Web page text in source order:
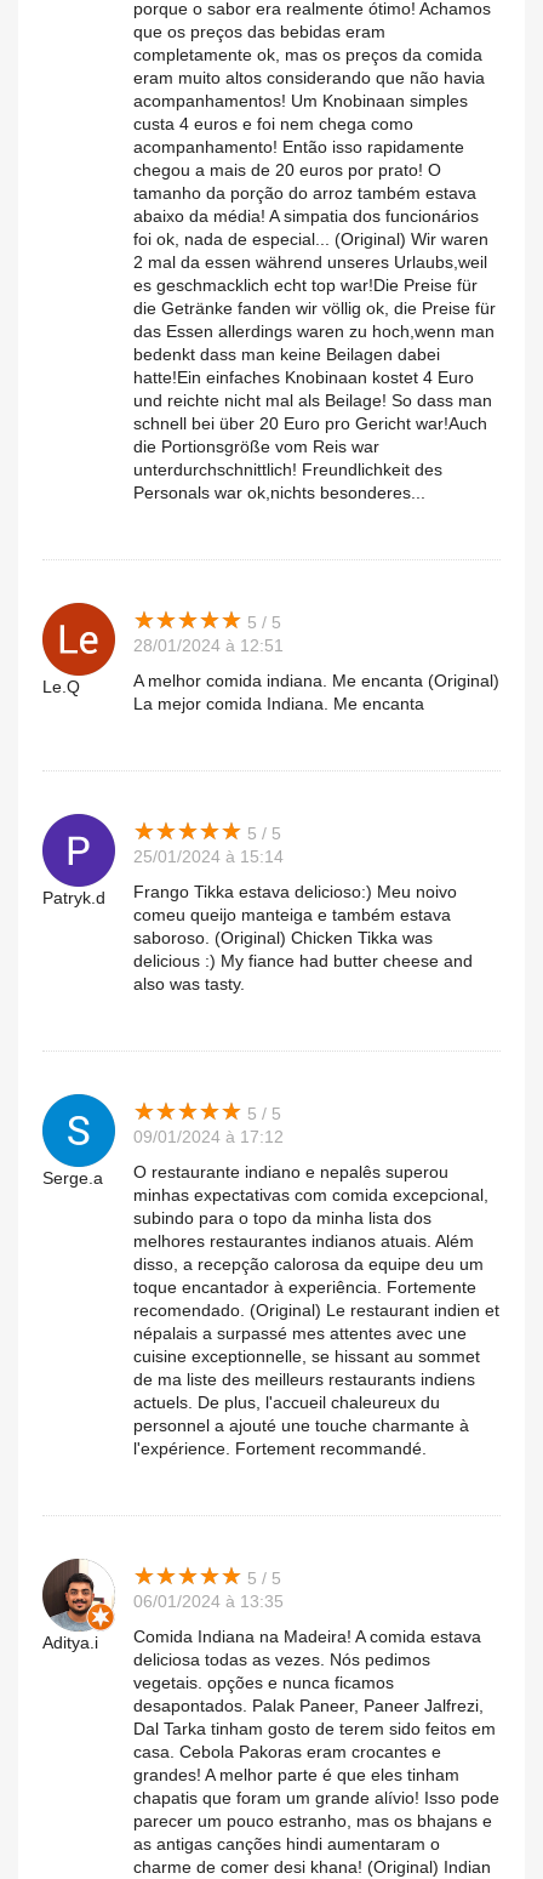
porque o sabor era realmente ótimo! Achamos
que os preços das bebidas eram
completamente ok, mas os preços da comida
eram muito altos considerando que não havia
acompanhamentos! Um Knobinaan simples
custa 4 euros e foi nem chega como
acompanhamento! Então isso rapidamente
chegou a mais de 20 euros por prato! O
tamanho da porção do arroz também estava
abaixo da média! A simpatia dos funcionários
foi ok, nada de especial... (Original) Wir waren
2 mal da essen während unseres Urlaubs,weil
es geschmacklich echt top war!Die Preise für
die Getränke fanden wir völlig ok, die Preise für
das Essen allerdings waren zu hoch,wenn man
bedenkt dass man keine Beilagen dabei
hatte!Ein einfaches Knobinaan kostet 4 Euro
und reichte nicht mal als Beilage! So dass man
schnell bei über 20 Euro pro Gericht war!Auch
die Portionsgröße vom Reis war
unterdurchschnittlich! Freundlichkeit des
Personals war ok,nichts besonderes...
Le.Q
★★★★★
★★★★★ 5 / 5
28/01/2024 à 12:51
A melhor comida indiana. Me encanta (Original)
La mejor comida Indiana. Me encanta
Patryk.d
★★★★★
★★★★★ 5 / 5
25/01/2024 à 15:14
Frango Tikka estava delicioso:) Meu noivo
comeu queijo manteiga e também estava
saboroso. (Original) Chicken Tikka was
delicious :) My fiance had butter cheese and
also was tasty.
Serge.a
★★★★★
★★★★★ 5 / 5
09/01/2024 à 17:12
O restaurante indiano e nepalês superou
minhas expectativas com comida excepcional,
subindo para o topo da minha lista dos
melhores restaurantes indianos atuais. Além
disso, a recepção calorosa da equipe deu um
toque encantador à experiência. Fortemente
recomendado. (Original) Le restaurant indien et
népalais a surpassé mes attentes avec une
cuisine exceptionnelle, se hissant au sommet
de ma liste des meilleurs restaurants indiens
actuels. De plus, l'accueil chaleureux du
personnel a ajouté une touche charmante à
l'expérience. Fortement recommandé.
Aditya.i
★★★★★
★★★★★ 5 / 5
06/01/2024 à 13:35
Comida Indiana na Madeira! A comida estava
deliciosa todas as vezes. Nós pedimos
vegetais. opções e nunca ficamos
desapontados. Palak Paneer, Paneer Jalfrezi,
Dal Tarka tinham gosto de terem sido feitos em
casa. Cebola Pakoras eram crocantes e
grandes! A melhor parte é que eles tinham
chapatis que foram um grande alívio! Isso pode
parecer um pouco estranho, mas os bhajans e
as antigas canções hindi aumentaram o
charme de comer desi khana! (Original) Indian